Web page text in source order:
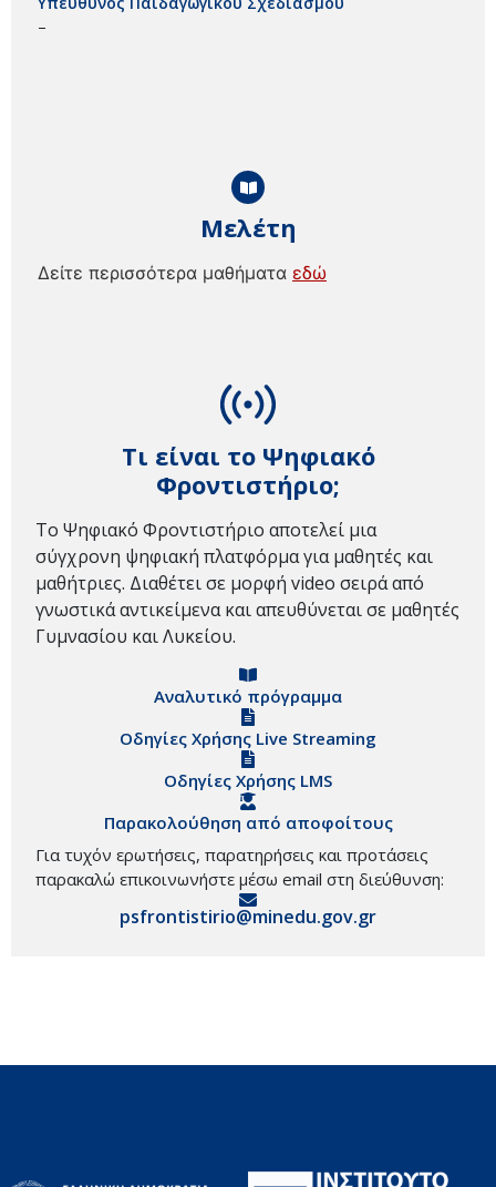
Τι είναι το Ψηφιακό
Φροντιστήριο;
Το Ψηφιακό Φροντιστήριο αποτελεί μια
σύγχρονη ψηφιακή πλατφόρμα για μαθητές και
μαθήτριες. Διαθέτει σε μορφή video σειρά από
γνωστικά αντικείμενα και απευθύνεται σε μαθητές
Γυμνασίου και Λυκείου.
Αναλυτικό πρόγραμμα
Οδηγίες Χρήσης Live Streaming
Οδηγίες Χρήσης LMS
Παρακολούθηση από αποφοίτους
Για τυχόν ερωτήσεις, παρατηρήσεις και προτάσεις
παρακαλώ επικοινωνήστε μέσω email στη διεύθυνση:
psfrontistirio@minedu.gov.gr
Μελέτη
Δείτε περισσότερα μαθήματα εδώ
–